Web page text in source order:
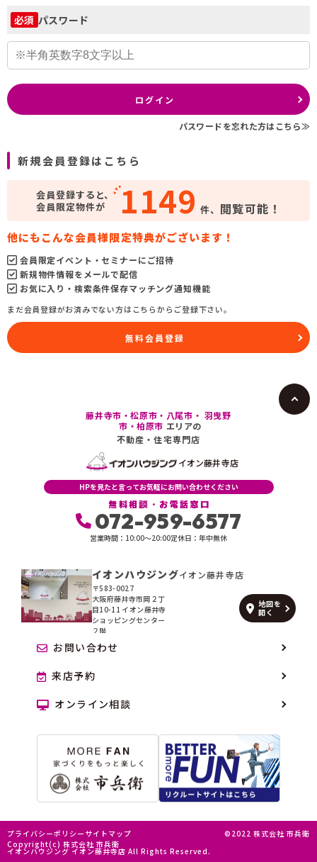
必須 パスワード
ログイン
パスワードを忘れた方はこちら≫
新規会員登録はこちら
会員登録すると、
会員限定物件が
1149 件、 閲覧可能！
他にもこんな会員様限定特典がございます！
会員限定イベント・セミナーにご招待
新規物件情報をメールで配信
お気に入り・検索条件保存マッチング通知機能
まだ会員登録がお済みでない方はこちらからご登録下さい。
無料会員登録
藤井寺市・松原市・八尾市・ 羽曳野
市・柏原市 エリアの
不動産・住宅専門店
イオン藤井寺店
HPを見たと言ってお気軽にお問い合わせください
無料相談・お電話窓口
072-959-6577
営業時間：10:00〜20:00定休日：年中無休
イオンハウジングイオン藤井寺店
〒583-0027
大阪府藤井寺市岡２丁
目10-11 イオン藤井寺
ショッピングセンター
２階
地図を
開く
お問い合わせ
来店予約
オンライン相談
プライバシーポリシー サイトマップ
©2022 株式会社 市兵衛
Copyright(c) 株式会社 市兵衛
イオンハウジング イオン藤井寺店 All Rights Reserved.